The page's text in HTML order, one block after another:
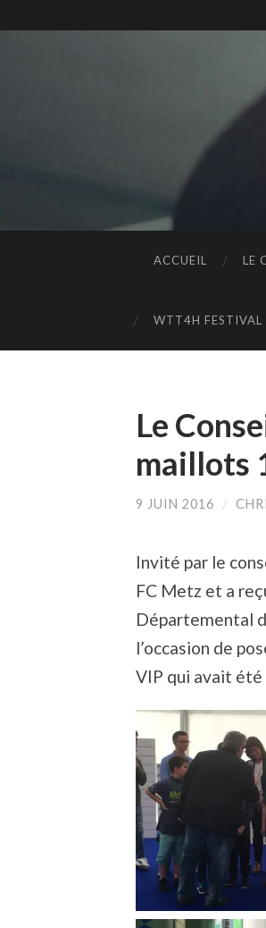
ACCUEIL LE
WTT4H FESTIVAL
Le
maillots
9 JUIN 2016 /
Invité par le
FC Metz et a
Départemental
l’occasion de
VIP qui avait été